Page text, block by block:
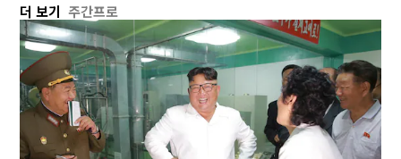
더 보기 주간프로